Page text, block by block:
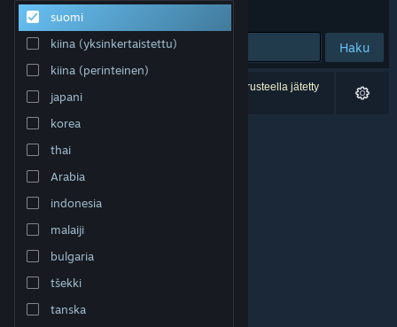
Tuki
Vaihda kieli
Hanki Steam-mobiilisovellus
Näytä työpöytäsivusto
suomi
kiina (yksinkertaistettu)
kiina (perinteinen)
japani
korea
thai
Arabia
indonesia
malaiji
bulgaria
tšekki
tanska
Järjestelyperuste
Haku
0 tulosta vastaa hakuasi. 1 peli on asetustesi perusteella jätetty
pois.